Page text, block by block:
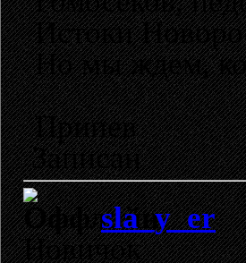
Истоки
Но мы ждем,
Припев
Записан
sla_y_er
Новичок